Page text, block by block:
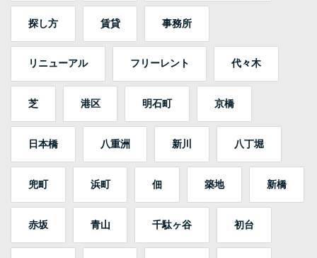
探し方 賃貸 事務所
リニューアル フリーレント 代々木
芝 港区 明石町 京橋
日本橋 八重洲 新川 八丁堀
兜町 浜町 佃 築地 新橋
赤坂 青山 千駄ヶ谷 初台